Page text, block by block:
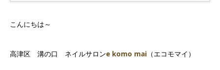
こんにちは～
高津区 溝の口 ネイルサロンe komo mai （エコモマイ）